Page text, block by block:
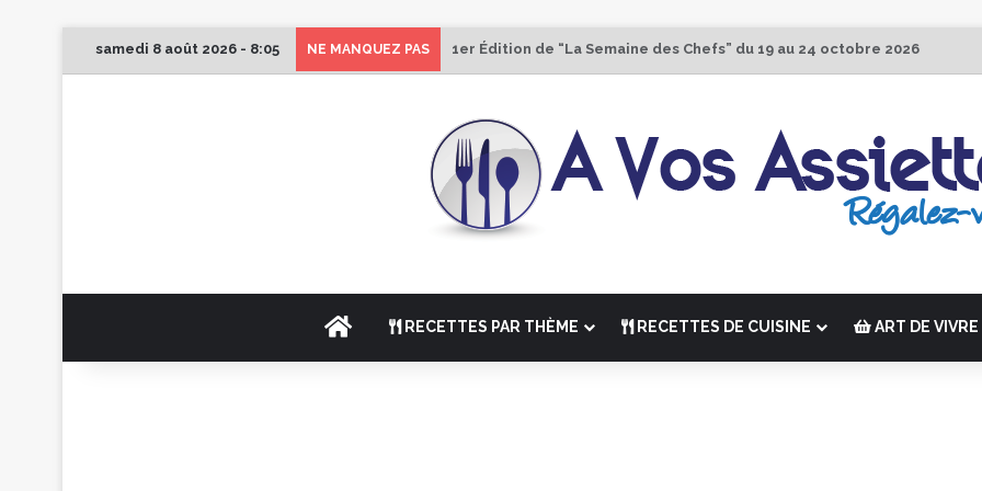
samedi 8 août 2026 - 8:05 NE MANQUEZ PAS 1er Édition de “La Semaine des Chefs” du 19 au 24 octobre 2026
ACCUEILRECETTES PAR THÈME RECETTES DE CUISINE ART DE VIVRE